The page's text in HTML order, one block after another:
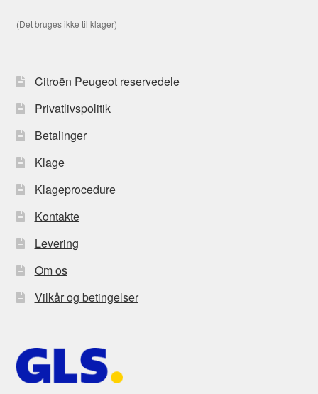
(Det bruges ikke til klager)
Citroën Peugeot reservedele
Privatlivspolitik
Betalinger
Klage
Klageprocedure
Kontakte
Levering
Om os
Vilkår og betingelser